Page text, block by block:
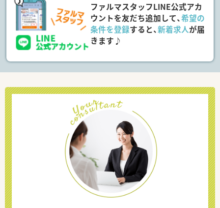
ファルマスタッフLINE公式アカ
ウントを友だち追加して、希望の
条件を登録すると、新着求人が届
きます♪